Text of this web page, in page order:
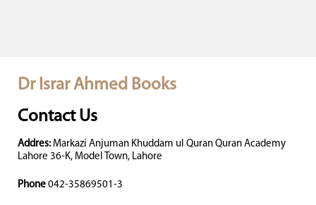
Dr Israr Ahmed Books
Contact Us
Addres: Markazi Anjuman Khuddam ul Quran Quran Academy
Lahore 36-K, Model Town, Lahore
Phone 042-35869501-3